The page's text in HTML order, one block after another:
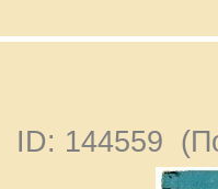
ID: 144559